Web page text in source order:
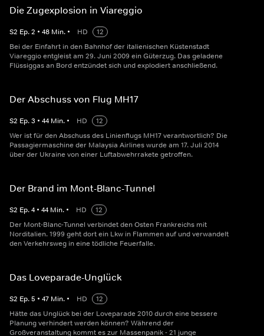
Die Zugexplosion in Viareggio
S2 Ep.2 • 48 Min. • HD
12
Bei der Einfahrt in den Bahnhof der italienischen Küstenstadt
Viareggio entgleist am 29. Juni 2009 ein Güterzug. Das geladene
Flüssiggas an Bord entzündet sich und explodiert anschließend.
Der Abschuss von Flug MH17
S2 Ep.3 • 44 Min. • HD
12
Wer ist für den Abschuss des Linienflugs MH17 verantwortlich? Die
Passagiermaschine der Malaysia Airlines wurde am 17. Juli 2014
über der Ukraine von einer Luftabwehrrakete getroffen.
Der Brand im Mont-Blanc-Tunnel
S2 Ep.4 • 44 Min. • HD
12
Der Mont-Blanc-Tunnel verbindet den Osten Frankreichs mit
Norditalien. 1999 geht dort ein Lkw in Flammen auf und verwandelt
den Verkehrsweg in eine tödliche Feuerfalle.
Das Loveparade-Unglück
S2 Ep.5 • 47 Min. • HD
12
Hätte das Unglück bei der Loveparade 2010 durch eine bessere
Planung verhindert werden können? Während der
Großveranstaltung kommt es zur Massenpanik - 21 junge